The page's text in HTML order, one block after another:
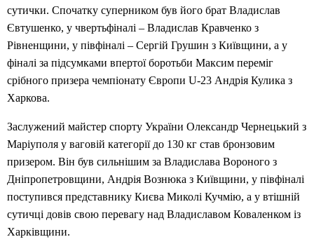
сутички. Спочатку суперником був його брат Владислав
Євтушенко, у чвертьфіналі – Владислав Кравченко з
Рівненщини, у півфіналі – Сергій Грушин з Київщини, а у
фіналі за підсумками впертої боротьби Максим переміг
срібного призера чемпіонату Європи U-23 Андрія Кулика з
Харкова.
Заслужений майстер спорту України Олександр Чернецький з
Маріуполя у ваговій категорії до 130 кг став бронзовим
призером. Він був сильнішим за Владислава Вороного з
Дніпропетровщини, Андрія Вознюка з Київщини, у півфіналі
поступився представнику Києва Миколі Кучмію, а у втішній
сутичці довів свою перевагу над Владиславом Коваленком із
Харківщини.